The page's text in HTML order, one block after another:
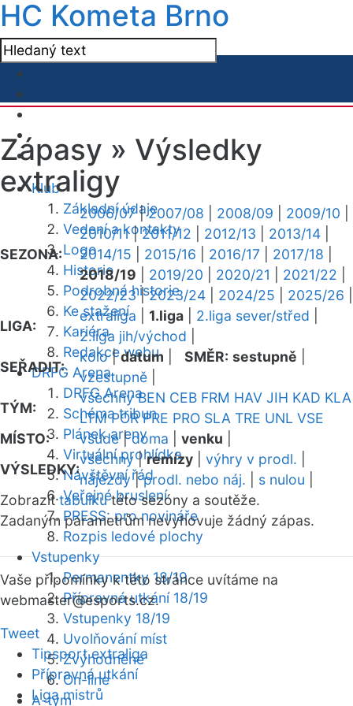
HC Kometa Brno
Klub
Základní údaje
Vedení a kontakty
Logo
Historie
Podrobná historie
Ke stažení
Kariéra
Redakce webu
DRFG Arena
DRFG Arena
Schéma tribun
Plánek areny
Virtuální prohlídka
Návštěvní řád
Veřejné bruslení
PRESS: pro novináře
Rozpis ledové plochy
Vstupenky
Permanentky 18/19
Přípravná utkání 18/19
Vstupenky 18/19
Uvolňování míst
Zvýhodněné
On-line
A-tým
Zápasy » Výsledky
extraligy
SEZONA:
2006/07|2007/08 2008/09 2009/10
2010/11|2011/12 2012/13 2013/14
2014/15
2015/16 2016/17 2017/18
2018/19
2019/20 2020/21 2021/22
2022/23|2023/24 2024/25 2025/26
LIGA:
extraliga 1.liga 2.liga sever/střed
2.liga jih/východ
SEŘADIT:
kolo|datum SMĚR: sestupně
vzestupně
TÝM:
všechny BEN CEB FRM HAV JIH KAD KLA
LTM POR PRE PRO SLA TRE UNL VSE
MÍSTO:
všude|doma venku
VÝSLEDKY:
všechny|remízy výhry v prodl.
nájezdy|prodl. nebo náj. s nulou
Zobrazittabulkutéto sezóny a soutěže.
Zadaným parametrům nevyhovuje žádný zápas.
Vaše připomínky k této stránce uvítáme na
webmaster@esports.cz.
Tweet
Tipsport extraliga
Přípravná utkání
Liga mistrů